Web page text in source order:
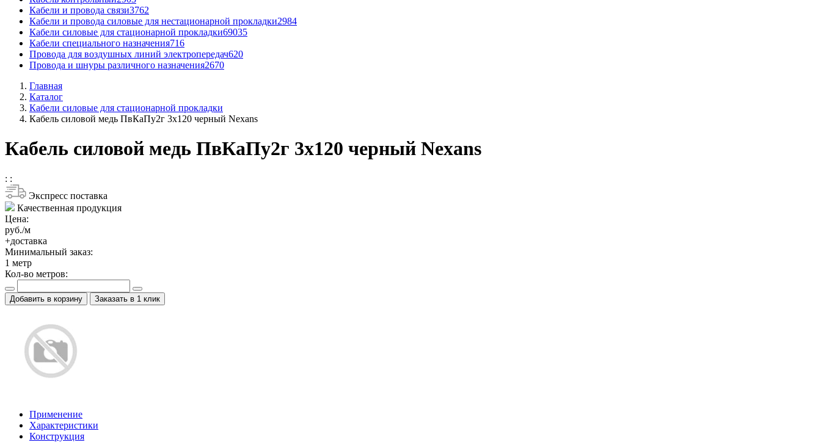
Кабели и провода связи3762
Кабели и провода силовые для нестационарной прокладки2984
Кабели силовые для стационарной прокладки69035
Кабели специального назначения716
Провода для воздушных линий электропередач620
Провода и шнуры различного назначения2670
Главная
Каталог
Кабели силовые для стационарной прокладки
Кабель силовой медь ПвКаПу2г 3x120 черный Nexans
Кабель силовой медь ПвКаПу2г 3x120 черный Nexans
: :
Экспресс поставка
Качественная продукция
Цена:
руб./м
+доставка
Минимальный заказ:
1 метр
Кол-во метров:
Добавить в корзину Заказать в 1 клик
Применение
Характеристики
Конструкция